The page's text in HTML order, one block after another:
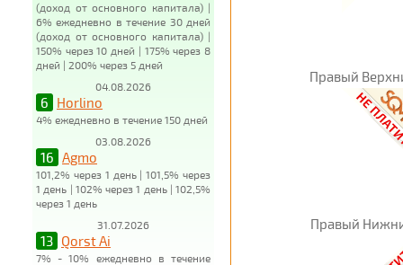
(доход от основного капитала) |
6% ежедневно в течение 30 дней
(доход от основного капитала) |
150% через 10 дней | 175% через 8
дней | 200% через 5 дней
04.08.2026
6 Horlino
4% ежедневно в течение 150 дней
03.08.2026
16 Agmo
101,2% через 1 день | 101,5% через
1 день | 102% через 1 день | 102,5%
через 1 день
31.07.2026
13 Qorst Ai
7% - 10% ежедневно в течение
Правый
Правый